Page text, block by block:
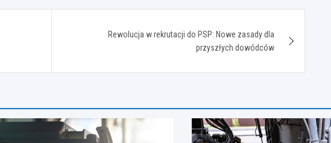
Rewolucja w rekrutacji do PSP: Nowe zasady dla
przyszłych dowódców